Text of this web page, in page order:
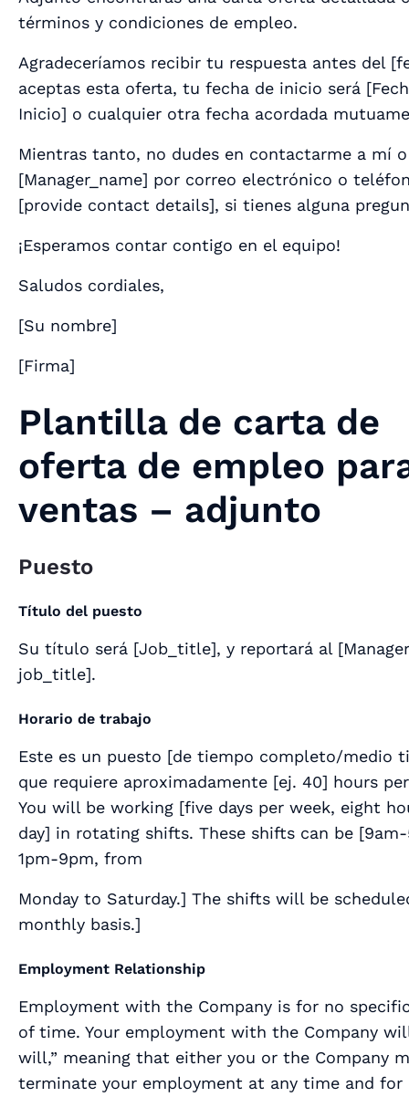
términos y condiciones de empleo.
Agradeceríamos recibir tu respuesta antes del [
aceptas esta oferta, tu fecha de inicio será [
Inicio] o cualquier otra fecha acordada
Mientras tanto, no dudes en contactarme a mí
[Manager_name] por correo electrónico o
[provide contact details], si tienes alguna
¡Esperamos contar contigo en el equipo!
Saludos cordiales,
[Su nombre]
[Firma]
Plantilla de carta de
oferta de empleo
ventas – adjunto
Puesto
Título del puesto
Su título será [Job_title], y reportará al [
job_title].
Horario de trabajo
Este es un puesto [de tiempo completo/medio
que requiere aproximadamente [ej. 40] hours
You will be working [five days per week, eight
day] in rotating shifts. These shifts can be [
1pm-9pm, from
Monday to Saturday.] The shifts will be
monthly basis.]
Employment Relationship
Employment with the Company is for no
of time. Your employment with the Company
will,” meaning that either you or the Company
terminate your employment at any time and for